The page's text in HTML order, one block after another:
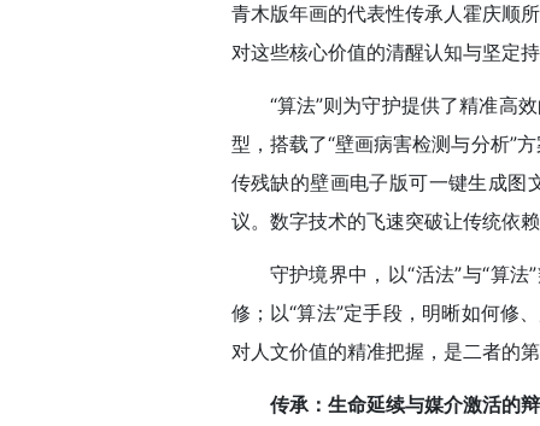
青木版年画的代表性传承人霍庆顺
对这些核心价值的清醒认知与坚定
“算法”则为守护提供了精准高
型，搭载了“壁画病害检测与分析”
传残缺的壁画电子版可一键生成图
议。数字技术的飞速突破让传统依
守护境界中，以“活法”与“算
修；以“算法”定手段，明晰如何修
对人文价值的精准把握，是二者的
传承：生命延续与媒介激活的